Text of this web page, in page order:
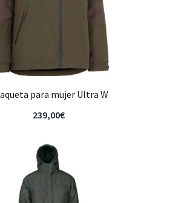
para mujer Ultra W
239,00€